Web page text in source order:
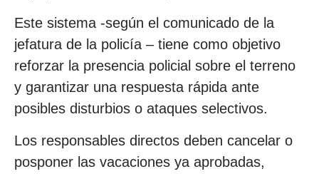
Este sistema -según el comunicado de la
jefatura de la policía – tiene como objetivo
reforzar la presencia policial sobre el terreno
y garantizar una respuesta rápida ante
posibles disturbios o ataques selectivos.
Los responsables directos deben cancelar o
posponer las vacaciones ya aprobadas,